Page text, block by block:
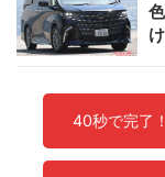
40秒で完了